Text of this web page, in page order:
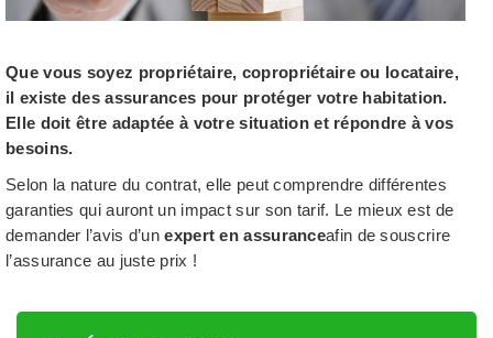
Que vous soyez propriétaire, copropriétaire ou locataire,
il existe des assurances pour protéger votre habitation.
Elle doit être adaptée à votre situation et répondre à vos
besoins.
Selon la nature du contrat, elle peut comprendre différentes
garanties qui auront un impact sur son tarif. Le mieux est de
demander l’avis d’unexpert en assuranceafin de souscrire
l’assurance au juste prix !